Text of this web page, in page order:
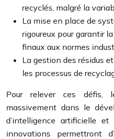
recyclés, malgré la
La mise en place de
rigoureux pour garantir
finaux aux normes
La gestion des résidus
les processus de
Pour relever ces défis,
massivement dans le
d’intelligence artificielle
innovations permettront